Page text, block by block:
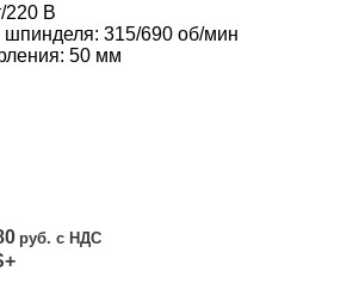
220 В
315/690 об/мин
50 мм